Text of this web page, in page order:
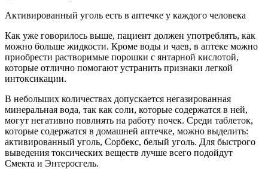
Активированный уголь есть в аптечке у каждого человека
Как уже говорилось выше, пациент должен употреблять, как
можно больше жидкости. Кроме воды и чаев, в аптеке можно
приобрести растворимые порошки с янтарной кислотой,
которые отлично помогают устранить признаки легкой
интоксикации.
В небольших количествах допускается негазированная
минеральная вода, так как соли, которые содержатся в ней,
могут негативно повлиять на работу почек. Среди таблеток,
которые содержатся в домашней аптечке, можно выделить:
активированный уголь, Сорбекс, белый уголь. Для быстрого
выведения токсических веществ лучше всего подойдут
Смекта и Энтеросгель.